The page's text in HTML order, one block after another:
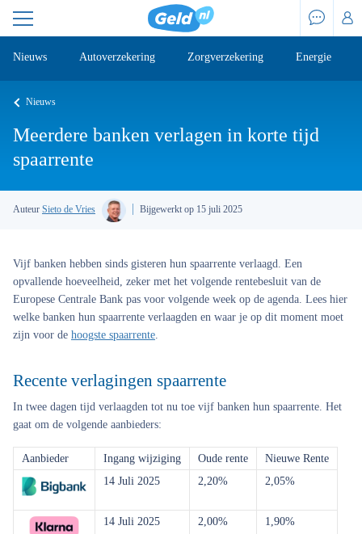
Nieuws Autoverzekering Zorgverzekering Energie
Nieuws
Meerdere banken verlagen in korte tijd
spaarrente
Auteur Sieto de Vries Bijgewerkt op 15 juli 2025
Vijf banken hebben sinds gisteren hun spaarrente verlaagd. Een
opvallende hoeveelheid, zeker met het volgende rentebesluit van de
Europese Centrale Bank pas voor volgende week op de agenda. Lees hier
welke banken hun spaarrente verlaagden en waar je op dit moment moet
zijn voor de hoogste spaarrente.
Recente verlagingen spaarrente
In twee dagen tijd verlaagden tot nu toe vijf banken hun spaarrente. Het
gaat om de volgende aanbieders:
Aanbieder Ingang wijziging Oude rente
Nieuwe Rente
14 Juli 2025
2,20% 2,05%
14 Juli 2025 2,00% 1,90%